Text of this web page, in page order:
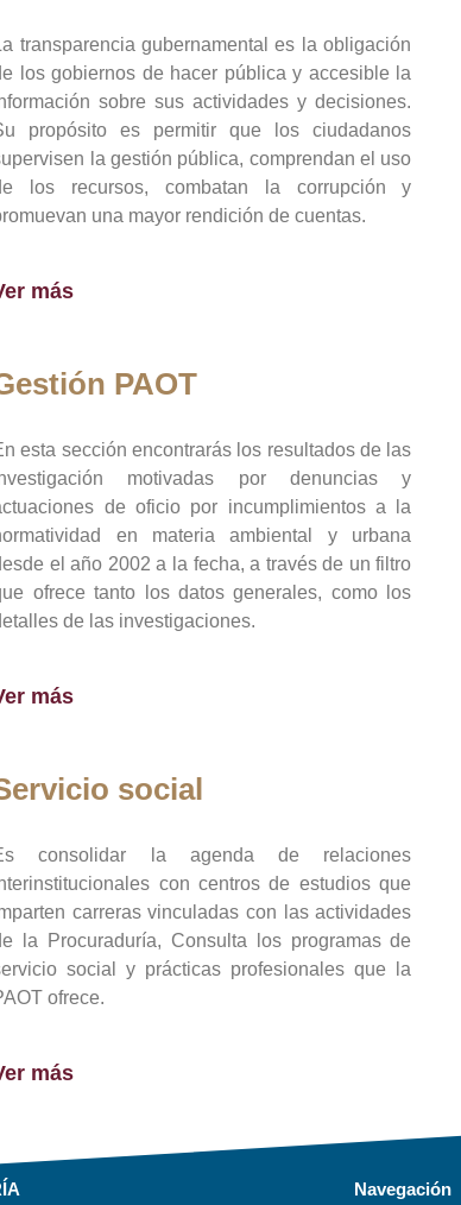
transparencia gubernamental es la obligación
los gobiernos de hacer pública y accesible la
sobre sus actividades y decisiones.
propósito es permitir que los ciudadanos
la gestión pública, comprendan el uso
los recursos, combatan la corrupción y
una mayor rendición de cuentas.
más
PAOT
esta sección encontrarás los resultados de las
motivadas por denuncias y
de oficio por incumplimientos a la
en materia ambiental y urbana
el año 2002 a la fecha, a través de un filtro
ofrece tanto los datos generales, como los
de las investigaciones.
más
social
consolidar la agenda de relaciones
con centros de estudios que
carreras vinculadas con las actividades
la Procuraduría, Consulta los programas de
social y prácticas profesionales que la
ofrece.
más
Navegación